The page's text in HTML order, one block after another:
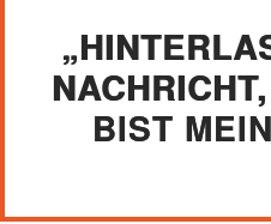
NACHRICHT,
IST